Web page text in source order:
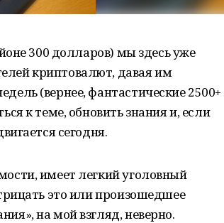
300 долларов) мы здесь уже
криптовалют, давая им
(вернее, фантастические 2500+
к теме, обновить знания и, если
сегодня.
имеет легкий уголовный
это или произошедшее
на мой взгляд, неверно.